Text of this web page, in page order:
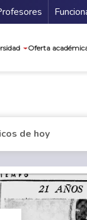
Oferta
de hoy